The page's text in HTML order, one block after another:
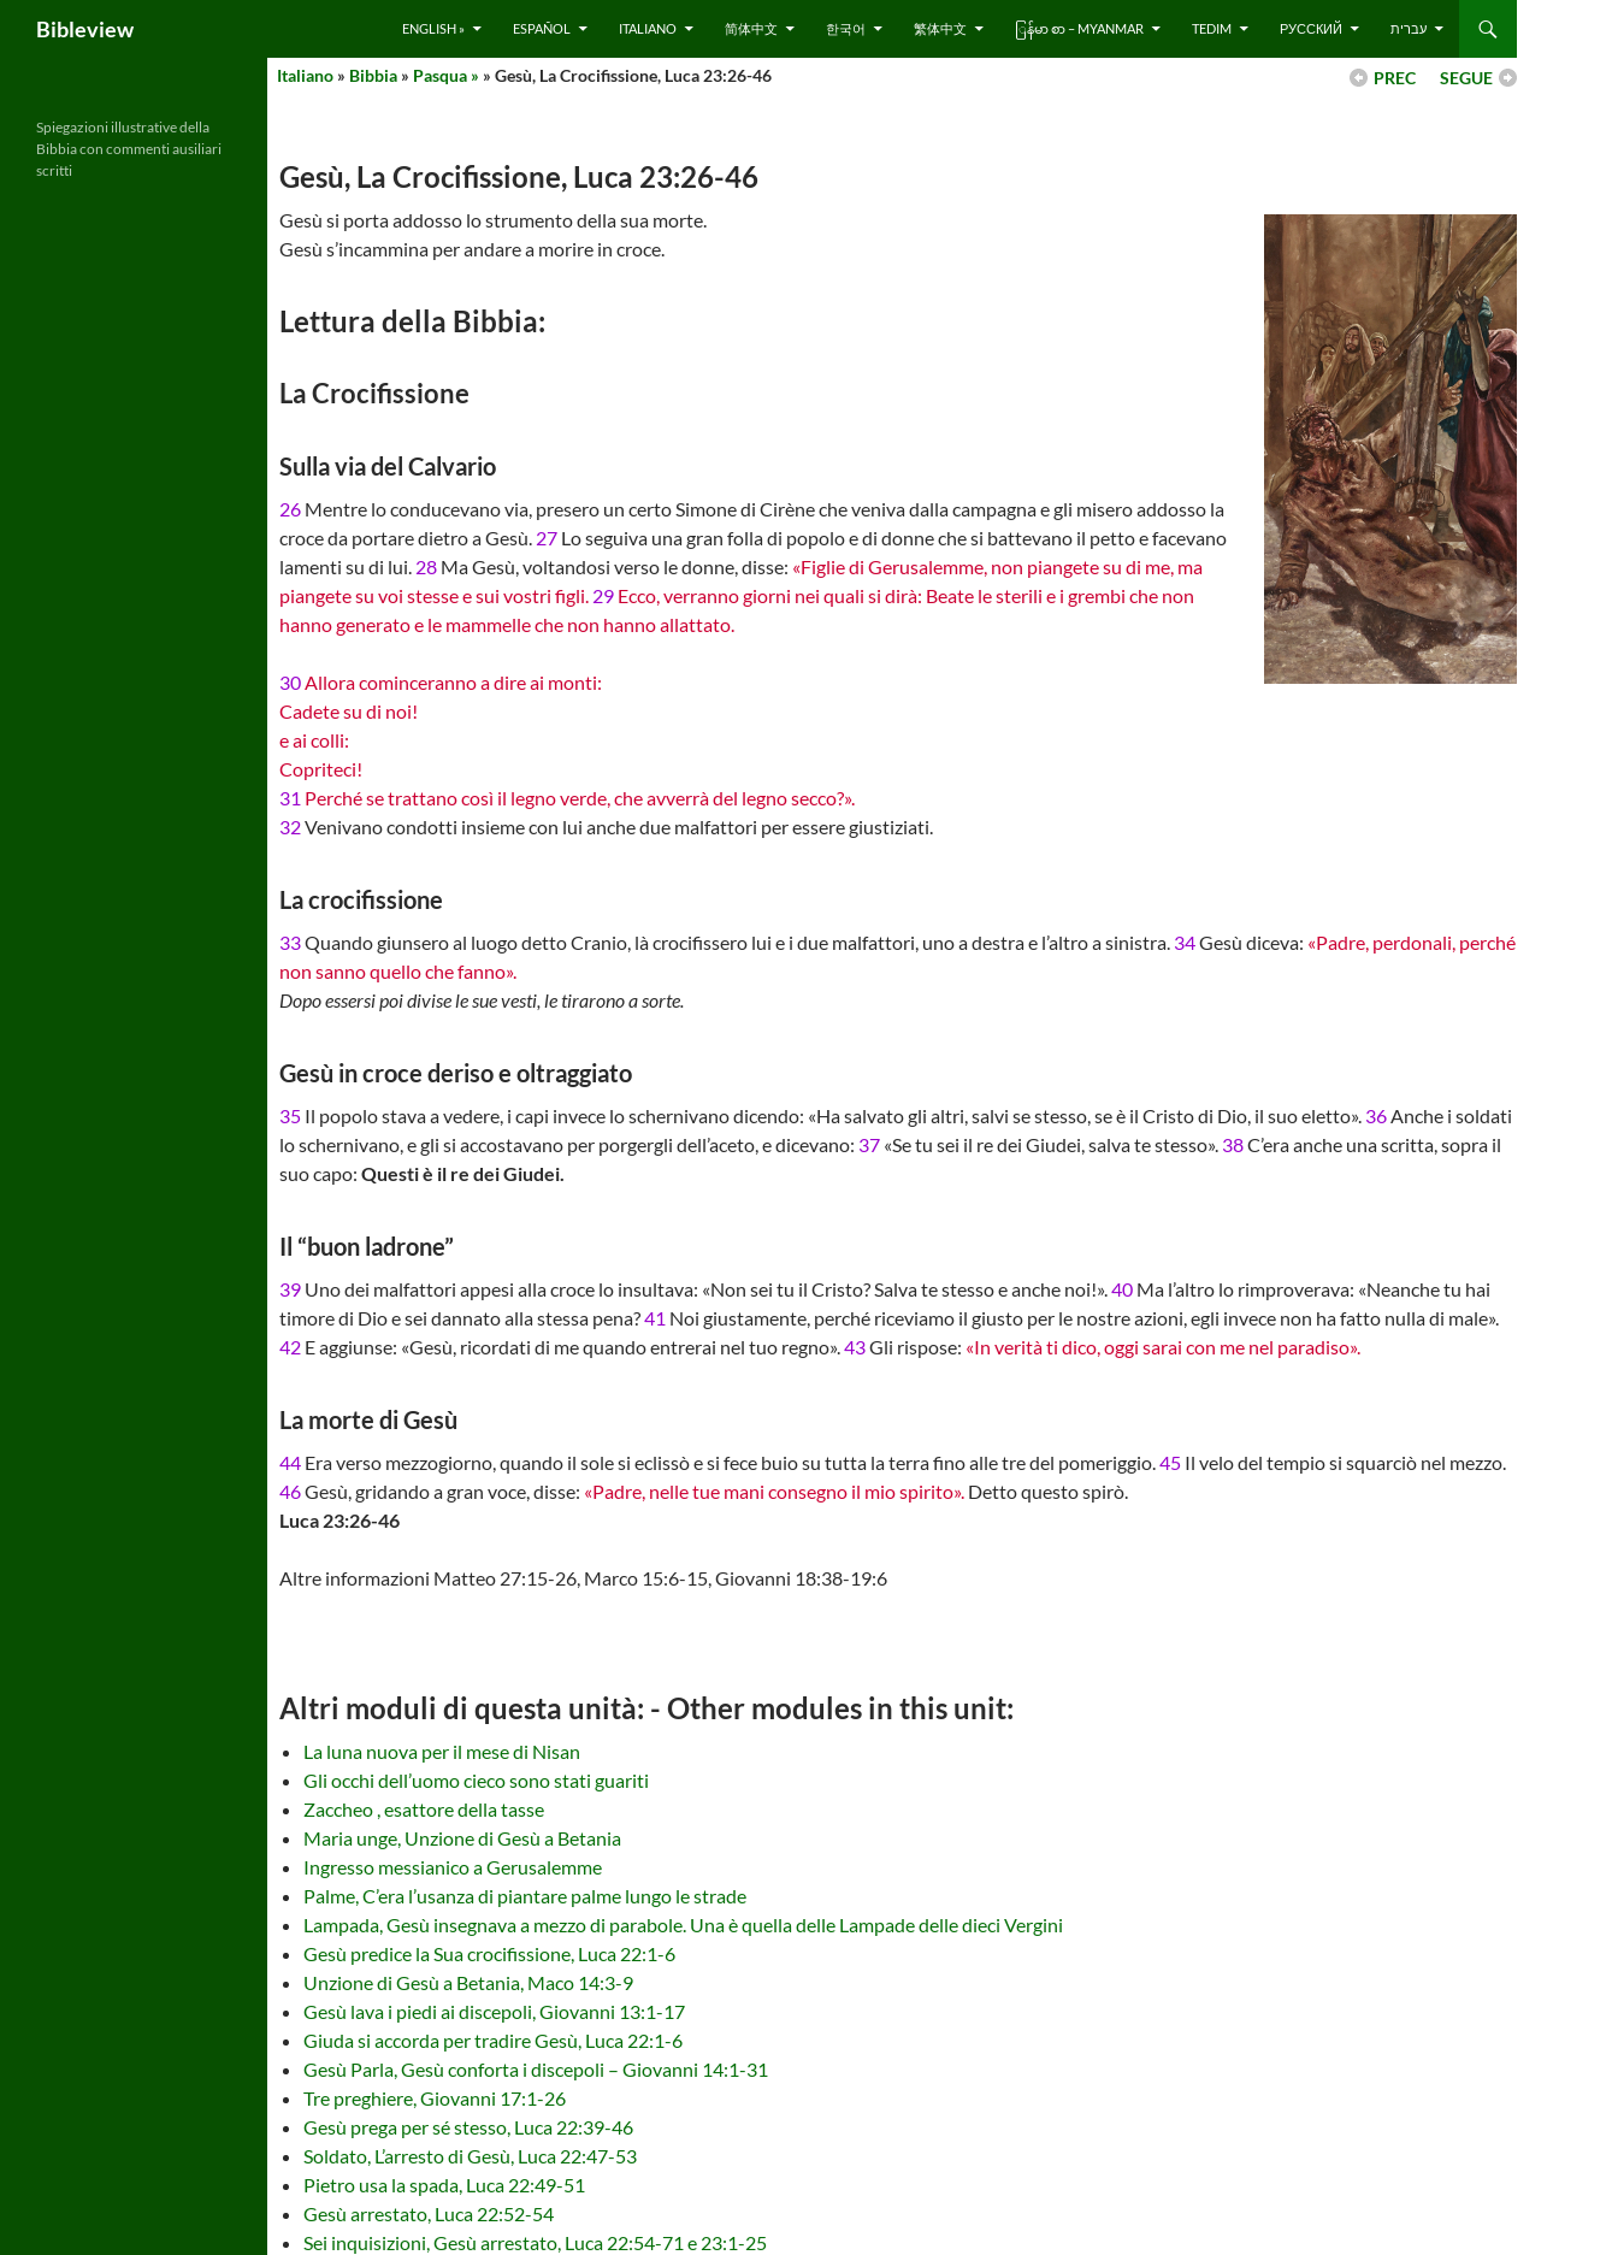
content
Bibleview ENGLISH » ESPAÑOL ITALIANO 简体中文 한국어 繁体中文 ြန်မာ စာ – MYANMAR TEDIM РУССКИЙ עברית
SEGUE
PREC
Italiano » Bibbia » Pasqua » » Gesù, La Crocifissione, Luca 23:26-46
Gesù, La Crocifissione, Luca 23:26-46
Gesù si porta addosso lo strumento della sua morte.
Gesù s’incammina per andare a morire in croce.
Lettura della Bibbia:
La Crocifissione
Sulla via del Calvario
26 Mentre lo conducevano via, presero un certo Simone di Cirène che veniva dalla campagna e gli misero addosso la
croce da portare dietro a Gesù. 27 Lo seguiva una gran folla di popolo e di donne che si battevano il petto e facevano
lamenti su di lui. 28 Ma Gesù, voltandosi verso le donne, disse: «Figlie di Gerusalemme, non piangete su di me, ma
piangete su voi stesse e sui vostri figli. 29 Ecco, verranno giorni nei quali si dirà: Beate le sterili e i grembi che non
hanno generato e le mammelle che non hanno allattato.
30Allora cominceranno a dire ai monti:
Cadete su di noi!
e ai colli:
Copriteci!
31 Perché se trattano così il legno verde, che avverrà del legno secco?».
32Venivano condotti insieme con lui anche due malfattori per essere giustiziati.
La crocifissione
33Quando giunsero al luogo detto Cranio, là crocifissero lui e i due malfattori, uno a destra e l’altro a sinistra. 34Gesù diceva: «Padre, perdonali, perché
non sanno quello che fanno».
Dopo essersi poi divise le sue vesti, le tirarono a sorte.
Gesù in croce deriso e oltraggiato
35 Il popolo stava a vedere, i capi invece lo schernivano dicendo: «Ha salvato gli altri, salvi se stesso, se è il Cristo di Dio, il suo eletto». 36Anche i soldati
lo schernivano, e gli si accostavano per porgergli dell’aceto, e dicevano: 37 «Se tu sei il re dei Giudei, salva te stesso». 38C’era anche una scritta, sopra il
suo capo: Questi è il re dei Giudei.
Il “buon ladrone”
39 Uno dei malfattori appesi alla croce lo insultava: «Non sei tu il Cristo? Salva te stesso e anche noi!».40 Ma l’altro lo rimproverava: «Neanche tu hai
timore di Dio e sei dannato alla stessa pena?41 Noi giustamente, perché riceviamo il giusto per le nostre azioni, egli invece non ha fatto nulla di male».
42 E aggiunse: «Gesù, ricordati di me quando entrerai nel tuo regno».43Gli rispose: «In verità ti dico, oggi sarai con me nel paradiso».
La morte di Gesù
44 Era verso mezzogiorno, quando il sole si eclissò e si fece buio su tutta la terra fino alle tre del pomeriggio.45 Il velo del tempio si squarciò nel mezzo.
46Gesù, gridando a gran voce, disse: «Padre, nelle tue mani consegno il mio spirito». Detto questo spirò.
Luca 23:26-46
Altre informazioni Matteo 27:15-26, Marco 15:6-15, Giovanni 18:38-19:6
Altri moduli di questa unità: - Other modules in this unit:
La luna nuova per il mese di Nisan
Gli occhi dell’uomo cieco sono stati guariti
Zaccheo , esattore della tasse
Maria unge, Unzione di Gesù a Betania
Ingresso messianico a Gerusalemme
Palme, C’era l’usanza di piantare palme lungo le strade
Lampada, Gesù insegnava a mezzo di parabole. Una è quella delle Lampade delle dieci Vergini
Gesù predice la Sua crocifissione, Luca 22:1-6
Unzione di Gesù a Betania, Maco 14:3-9
Gesù lava i piedi ai discepoli, Giovanni 13:1-17
Giuda si accorda per tradire Gesù, Luca 22:1-6
Gesù Parla, Gesù conforta i discepoli – Giovanni 14:1-31
Tre preghiere, Giovanni 17:1-26
Gesù prega per sé stesso, Luca 22:39-46
Soldato, L’arresto di Gesù, Luca 22:47-53
Pietro usa la spada, Luca 22:49-51
Gesù arrestato, Luca 22:52-54
Sei inquisizioni, Gesù arrestato, Luca 22:54-71 e 23:1-25
Spiegazioni illustrative della
Bibbia con commenti ausiliari
scritti